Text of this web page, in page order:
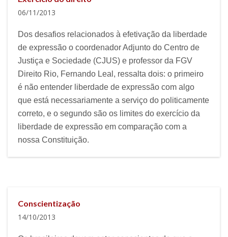
06/11/2013
Dos desafios relacionados à efetivação da liberdade
de expressão o coordenador Adjunto do Centro de
Justiça e Sociedade (CJUS) e professor da FGV
Direito Rio, Fernando Leal, ressalta dois: o primeiro
é não entender liberdade de expressão com algo
que está necessariamente a serviço do politicamente
correto, e o segundo são os limites do exercício da
liberdade de expressão em comparação com a
nossa Constituição.
Conscientização
14/10/2013